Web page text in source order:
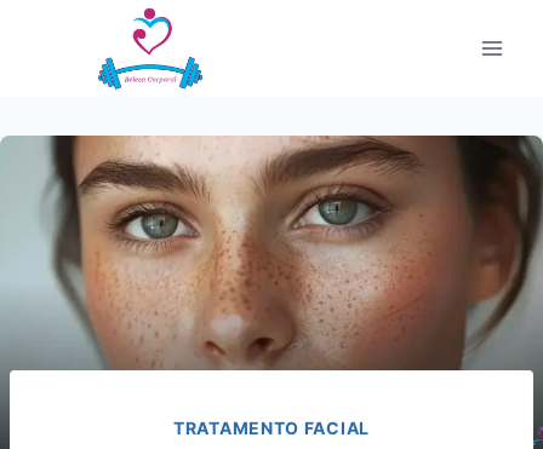
TRATAMENTO FACIAL